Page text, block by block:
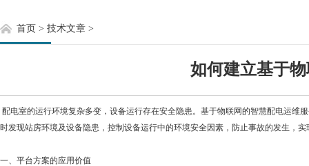
首页 > 技术文章 >
如何建立基于
配电室的运行环境复杂多变，设备运行存在安全隐患。基于物联网的智慧配电运维
时发现站房环境及设备隐患，控制设备运行中的环境安全因素，防止事故的发生，
一、平台方案的应用价值